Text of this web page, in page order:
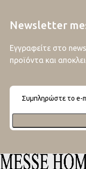
Newsletter
Εγγραφείτε στο
προϊόντα και